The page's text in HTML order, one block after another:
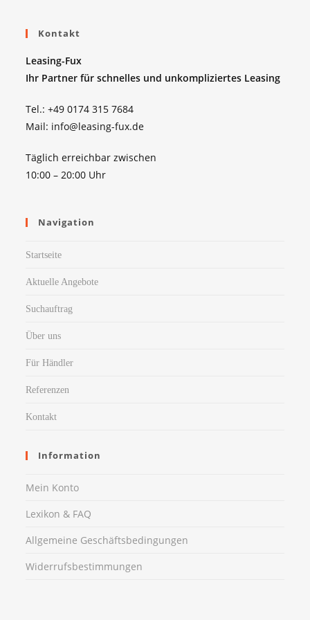
Kontakt
Leasing-Fux
Ihr Partner für schnelles und unkompliziertes Leasing
Tel.: +49 0174 315 7684
Mail: info@leasing-fux.de
Täglich erreichbar zwischen
10:00 – 20:00 Uhr
Navigation
Startseite
Aktuelle Angebote
Suchauftrag
Über uns
Für Händler
Referenzen
Kontakt
Information
Mein Konto
Lexikon & FAQ
Allgemeine Geschäftsbedingungen
Widerrufsbestimmungen